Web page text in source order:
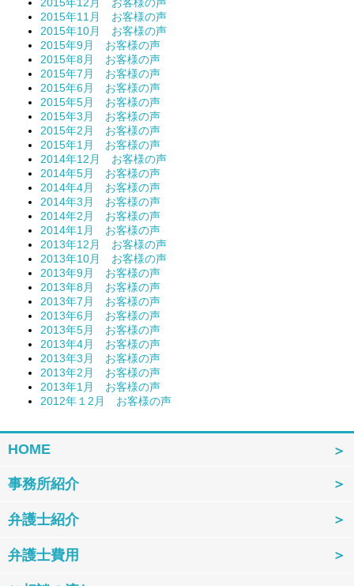
2015年11月 お客様の声
2015年10月 お客様の声
2015年9月 お客様の声
2015年8月 お客様の声
2015年7月 お客様の声
2015年6月 お客様の声
2015年5月 お客様の声
2015年3月 お客様の声
2015年2月 お客様の声
2015年1月 お客様の声
2014年12月 お客様の声
2014年5月 お客様の声
2014年4月 お客様の声
2014年3月 お客様の声
2014年2月 お客様の声
2014年1月 お客様の声
2013年12月 お客様の声
2013年10月 お客様の声
2013年9月 お客様の声
2013年8月 お客様の声
2013年7月 お客様の声
2013年6月 お客様の声
2013年5月 お客様の声
2013年4月 お客様の声
2013年3月 お客様の声
2013年2月 お客様の声
2013年1月 お客様の声
2012年１2月 お客様の声
HOME
事務所紹介
弁護士紹介
弁護士費用